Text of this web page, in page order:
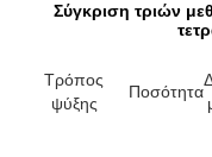
Σύγκριση τριών
Τρόπος
ψύξης
Ποσότητα